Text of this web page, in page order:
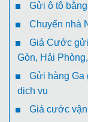
Gửi ô tô
Chuyển nhà
Giá Cước
Gòn, Hải
Gửi hàng
dịch vụ
Giá cước